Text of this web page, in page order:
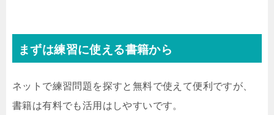
まずは練習に使える書籍から
ネットで練習問題を探すと無料で使えて便利ですが、
書籍は有料でも活用はしやすいです。